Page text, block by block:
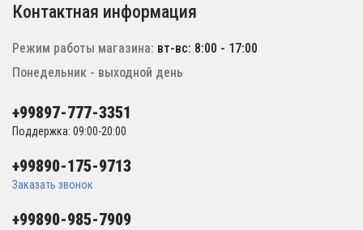
Контактная информация
Режим работы магазина: вт-вс: 8:00 - 17:00
Понедельник - выходной день
+99897-777-3351
Поддержка: 09:00-20:00
+99890-175-9713
Заказать звонок
+99890-985-7909